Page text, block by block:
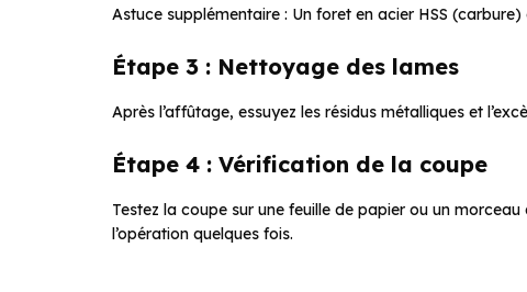
Astuce supplémentaire : Un foret en acier HSS
Étape 3 : Nettoyage des lames
Après l’affûtage, essuyez les résidus métalliques et
Étape 4 : Vérification de la coupe
Testez la coupe sur une feuille de papier ou un
l’opération quelques fois.